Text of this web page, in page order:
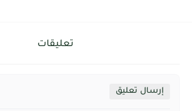
تعليقات
إرسال تعليق